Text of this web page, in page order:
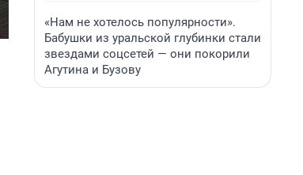
«Нам не хотелось популярности».
Бабушки из уральской глубинки стали
звездами соцсетей — они покорили
Агутина и Бузову